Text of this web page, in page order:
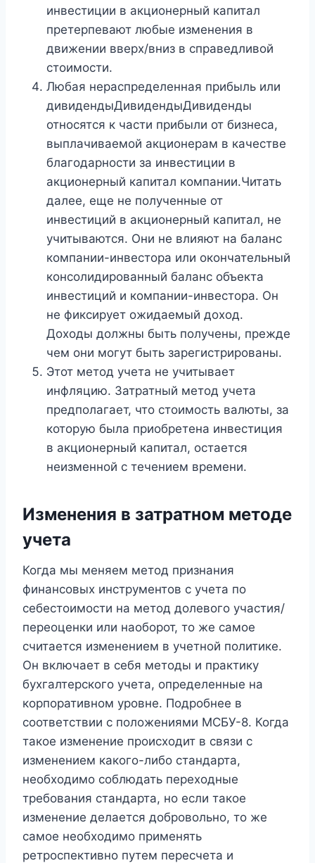
инвестиции в акционерный капитал
претерпевают любые изменения в
движении вверх/вниз в справедливой
стоимости.
Любая нераспределенная прибыль или
дивидендыДивидендыДивиденды
относятся к части прибыли от бизнеса,
выплачиваемой акционерам в качестве
благодарности за инвестиции в
акционерный капитал компании.Читать
далее, еще не полученные от
инвестиций в акционерный капитал, не
учитываются. Они не влияют на баланс
компании-инвестора или окончательный
консолидированный баланс объекта
инвестиций и компании-инвестора. Он
не фиксирует ожидаемый доход.
Доходы должны быть получены, прежде
чем они могут быть зарегистрированы.
Этот метод учета не учитывает
инфляцию. Затратный метод учета
предполагает, что стоимость валюты, за
которую была приобретена инвестиция
в акционерный капитал, остается
неизменной с течением времени.
Изменения в затратном методе
учета
Когда мы меняем метод признания
финансовых инструментов с учета по
себестоимости на метод долевого участия/
переоценки или наоборот, то же самое
считается изменением в учетной политике.
Он включает в себя методы и практику
бухгалтерского учета, определенные на
корпоративном уровне. Подробнее в
соответствии с положениями МСБУ-8. Когда
такое изменение происходит в связи с
изменением какого-либо стандарта,
необходимо соблюдать переходные
требования стандарта, но если такое
изменение делается добровольно, то же
самое необходимо применять
ретроспективно путем пересчета и